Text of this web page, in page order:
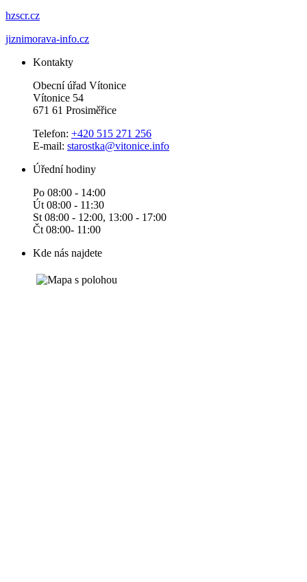
hzscr.cz
jiznimorava-info.cz
Kontakty
Obecní úřad Vítonice
Vítonice 54
671 61 Prosiměřice
Telefon: +420 515 271 256
E-mail: starostka@vitonice.info
Úřední hodiny
Po 08:00 - 14:00
Út 08:00 - 11:30
St 08:00 - 12:00, 13:00 - 17:00
Čt 08:00- 11:00
Kde nás najdete